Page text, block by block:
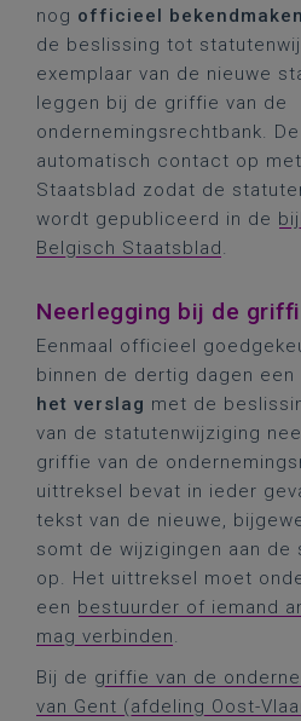
nog officieel bekendmaken
de beslissing tot
exemplaar van de nieuwe
leggen bij de griffie van de
ondernemingsrechtbank.
automatisch contact op
Staatsblad zodat de
wordt gepubliceerd in de
Belgisch Staatsblad.
Neerlegging bij de
Eenmaal officieel
binnen de dertig dagen een
het verslag met de
van de statutenwijziging
griffie van de
uittreksel bevat in ieder
tekst van de nieuwe,
somt de wijzigingen aan de
op. Het uittreksel moet
een bestuurder of iemand
mag verbinden.
Bij de griffie van de
van Gent (afdeling Oost-